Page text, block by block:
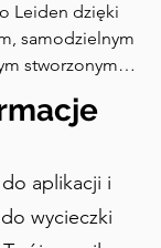
Leiden dzięki
samodzielnym
stworzonym
opowiadając
szkoły
aplikacji i
wycieczki